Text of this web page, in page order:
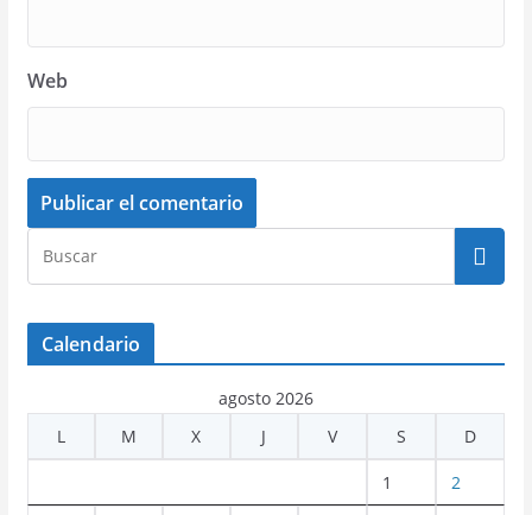
Web
Calendario
agosto 2026
L
M X J V S D
1 2